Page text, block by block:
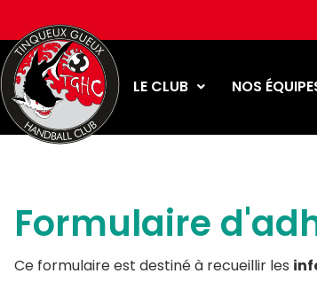
LE CLUB NOS
Formulaire
Ce formulaire est destiné à recueillir les